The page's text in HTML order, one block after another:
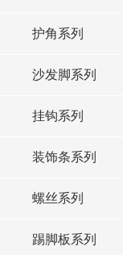
护角系列
沙发脚系列
挂钩系列
装饰条系列
螺丝系列
踢脚板系列